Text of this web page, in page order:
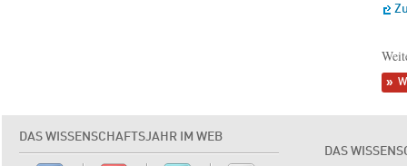
DAS WISSENSCHAFTSJAHR IM WEB
DAS